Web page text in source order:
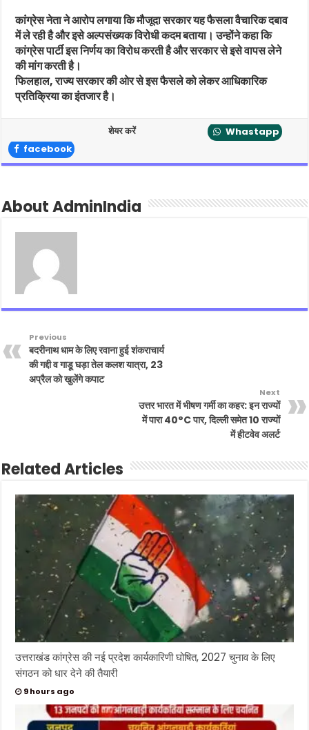
कांग्रेस नेता ने आरोप लगाया कि मौजूदा सरकार यह फैसला वैचारिक दबाव
में ले रही है और इसे अल्पसंख्यक विरोधी कदम बताया। उन्होंने कहा कि
कांग्रेस पार्टी इस निर्णय का विरोध करती है और सरकार से इसे वापस लेने
की मांग करती है।
फिलहाल, राज्य सरकार की ओर से इस फैसले को लेकर आधिकारिक
प्रतिक्रिया का इंतजार है।
शेयर करें
Whastapp
facebook
About AdminIndia
Previous
बदरीनाथ धाम के लिए रवाना हुई शंकराचार्य
की गद्दी व गाडू घड़ा तेल कलश यात्रा, 23
अप्रैल को खुलेंगे कपाट
Next
उत्तर भारत में भीषण गर्मी का कहर: इन राज्यों
में पारा 40°C पार, दिल्ली समेत 10 राज्यों
में हीटवेव अलर्ट
Related Articles
उत्तराखंड कांग्रेस की नई प्रदेश कार्यकारिणी घोषित, 2027 चुनाव के लिए
संगठन को धार देने की तैयारी
9 hours ago